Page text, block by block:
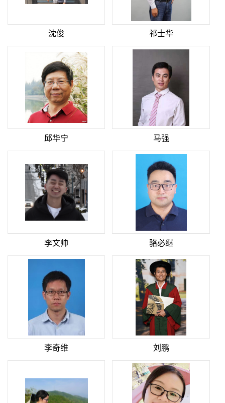
沈俊 祁士华
邱华宁 马强
李文帅 骆必继
李奇维 刘鹏